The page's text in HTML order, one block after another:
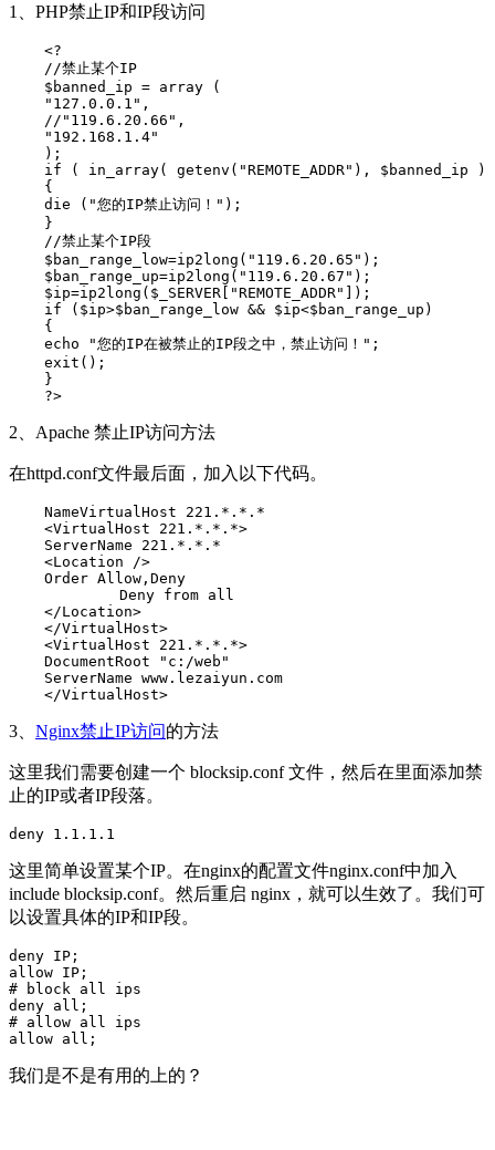
1、PHP禁止IP和IP段访问
    <?
    //禁止某个IP
    $banned_ip = array (
    "127.0.0.1",
    //"119.6.20.66",
    "192.168.1.4"
    );
if ( in_array( getenv("REMOTE_ADDR"), $banned_ip )
    {
    die ("您的IP禁止访问！");
    }
    //禁止某个IP段
    $ban_range_low=ip2long("119.6.20.65");
    $ban_range_up=ip2long("119.6.20.67");
    $ip=ip2long($_SERVER["REMOTE_ADDR"]);
    if ($ip>$ban_range_low && $ip<$ban_range_up)
    {
    echo "您的IP在被禁止的IP段之中，禁止访问！";
    exit();
    }
2、Apache 禁止IP访问方法
在httpd.conf文件最后面，加入以下代码。
    NameVirtualHost 221.*.*.*
    <VirtualHost 221.*.*.*>
    ServerName 221.*.*.*
    <Location />
    Order Allow,Deny
      　　　　Deny from all
    </Location>
    </VirtualHost>
    <VirtualHost 221.*.*.*>
    DocumentRoot "c:/web"
    ServerName www.lezaiyun.com
3、 Nginx禁止IP访问的方法
这里我们需要创建一个 blocksip.conf 文件，然后在里面添加禁
止的IP或者IP段落。
这里简单设置某个IP。在nginx的配置文件nginx.conf中加入
include blocksip.conf。然后重启 nginx，就可以生效了。我们可
以设置具体的IP和IP段。
deny IP;
allow IP;
# block all ips
deny all;
# allow all ips
我们是不是有用的上的？